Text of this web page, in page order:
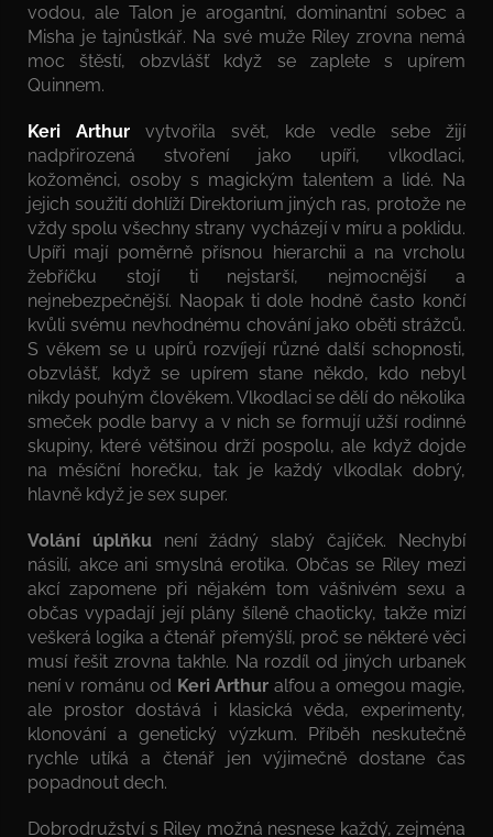
vodou, ale Talon je arogantní, dominantní sobec a
Misha je tajnůstkář. Na své muže Riley zrovna nemá
moc štěstí, obzvlášť když se zaplete s upírem
Quinnem.
Keri Arthur vytvořila svět, kde vedle sebe žijí
nadpřirozená stvoření jako upíři, vlkodlaci,
kožoměnci, osoby s magickým talentem a lidé. Na
jejich soužití dohlíží Direktorium jiných ras, protože ne
vždy spolu všechny strany vycházejí v míru a poklidu.
Upíři mají poměrně přísnou hierarchii a na vrcholu
žebříčku stojí ti nejstarší, nejmocnější a
nejnebezpečnější. Naopak ti dole hodně často končí
kvůli svému nevhodnému chování jako oběti strážců.
S věkem se u upírů rozvíjejí různé další schopnosti,
obzvlášť, když se upírem stane někdo, kdo nebyl
nikdy pouhým člověkem. Vlkodlaci se dělí do několika
smeček podle barvy a v nich se formují užší rodinné
skupiny, které většinou drží pospolu, ale když dojde
na měsíční horečku, tak je každý vlkodlak dobrý,
hlavně když je sex super.
Volání úplňku není žádný slabý čajíček. Nechybí
násilí, akce ani smyslná erotika. Občas se Riley mezi
akcí zapomene při nějakém tom vášnivém sexu a
občas vypadají její plány šíleně chaoticky, takže mizí
veškerá logika a čtenář přemýšlí, proč se některé věci
musí řešit zrovna takhle. Na rozdíl od jiných urbanek
není v románu od Keri Arthur alfou a omegou magie,
ale prostor dostává i klasická věda, experimenty,
klonování a genetický výzkum. Příběh neskutečně
rychle utíká a čtenář jen výjimečně dostane čas
popadnout dech.
Dobrodružství s Riley možná nesnese každý, zejména